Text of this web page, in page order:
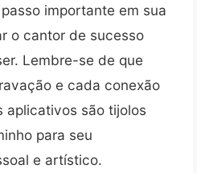
importante em sua
o cantor de sucesso
Lembre-se de que
e cada conexão
aplicativos são tijolos
para seu
e artístico.